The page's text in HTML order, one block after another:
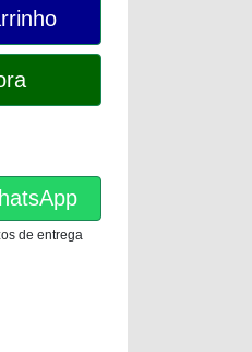
de entrega